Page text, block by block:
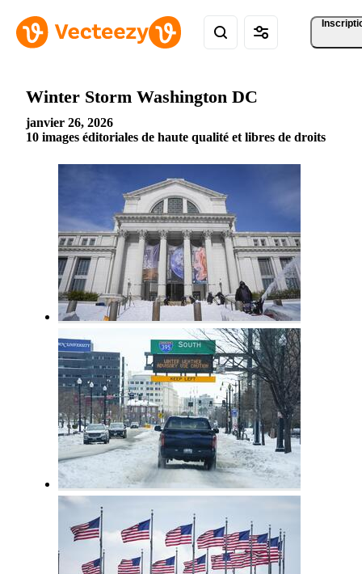
Winter Storm Washington DC
janvier 26, 2026
10 images éditoriales de haute qualité et libres de droits